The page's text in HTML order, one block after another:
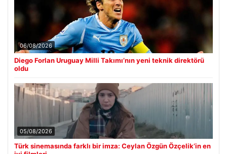
06/08/2026
Diego Forlan Uruguay Milli Takımı’nın yeni teknik direktörü
oldu
05/08/2026
Türk sinemasında farklı bir imza: Ceylan Özgün Özçelik’in en